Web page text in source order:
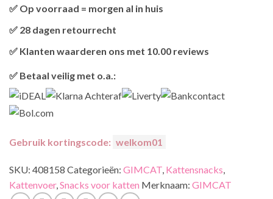
bestellingen v.a. 45,00 worden gratis verzonden.
✅ Op voorraad = morgen al in huis
hetvandaag nog verzonden
✅ 28 dagen retourrecht
retourneren.
✅ Klanten waarderen ons met 10.00 reviews
✅ Betaal veilig met o.a.:
Gebruik kortingscode: welkom01
SKU: 408158 Categorieën: GIMCAT, Kattensnacks,
Kattenvoer,Snacks voor katten Merknaam: GIMCAT